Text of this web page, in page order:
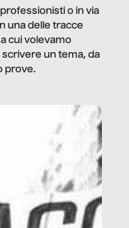
o in via
una delle tracce
cui volevamo
un tema, da
prove.